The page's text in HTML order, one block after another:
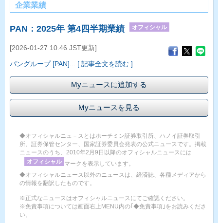
企業業績
PAN：2025年 第4四半期業績 オフィシャル
[2026-01-27 10:46 JST更新]
パングループ [PAN] [ 記事全文を読む ]
Myニュースに追加する
Myニュースを見る
◆オフィシャルニュ－スとはホーチミン証券取引所、ハノイ証券取引
所、証券保管センター、国家証券委員会発表の公式ニュースです。掲載
ニュースのうち、2010年2月9日以降のオフィシャルニュースには
オフィシャル マークを表示しています。
◆オフィシャルニュース以外のニュースは、経済誌、各種メディアから
の情報を翻訳したものです。
※正式なニュースはオフィシャルニュースにてご確認ください。
※免責事項については画面右上MENU内の｢◆免責事項｣をお読みくださ
い。